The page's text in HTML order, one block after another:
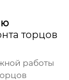
торцов
работы